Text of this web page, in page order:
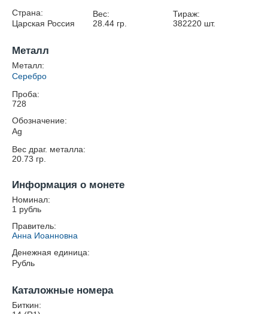
Страна:
Царская Россия
Вес:
28.44гр.
Тираж:
382220 шт.
Металл
Металл:
Серебро
Проба:
728
Обозначение:
Ag
Вес драг. металла:
20.73 гр.
Информация о монете
Номинал:
1 рубль
Правитель:
Анна Иоанновна
Денежная единица:
Рубль
Каталожные номера
Биткин: